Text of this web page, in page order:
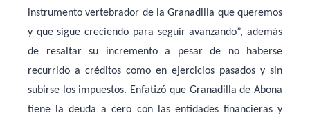
instrumento vertebrador de la Granadilla que queremos
y que sigue creciendo para seguir avanzando”, además
de resaltar su incremento a pesar de no haberse
recurrido a créditos como en ejercicios pasados y sin
subirse los impuestos. Enfatizó que Granadilla de Abona
tiene la deuda a cero con las entidades financieras y